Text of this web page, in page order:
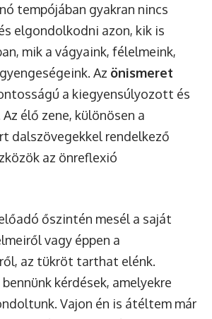
tempójában gyakran nincs
elgondolkodni azon, kik is
mik a vágyaink, félelmeink,
Az önismeret
a kiegyensúlyozott és
élő zene, különösen a
dalszövegekkel rendelkező
az önreflexió
őszintén mesél a saját
vagy éppen a
az tükröt tarthat elénk.
kérdések, amelyekre
Vajon én is átéltem már